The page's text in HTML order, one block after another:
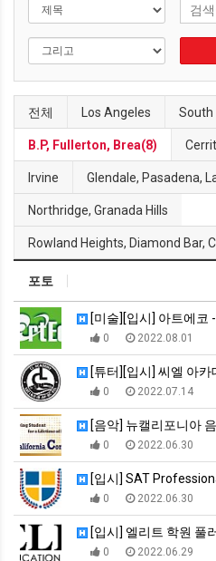
전체 Los Angeles South
B.P, Fullerton, Brea(8)
Irvine Glendale, Pasadena,
Northridge, Granada Hills
Rowland Heights, Diamond Bar,
포토
[미술][입시] 아트에코
0 2022.08.01
[튜터][입시] 씨엘 아카
0 2022.07.14
[음악] 뉴캘리포니아
0 2022.06.30
[입시] SAT
0 2022.06.30
[입시] 엘리트 학원 풀
0 2022.06.29